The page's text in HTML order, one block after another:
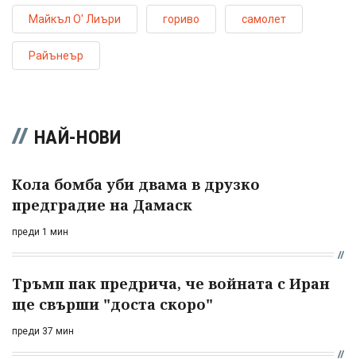
Майкъл О' Лиъри гориво самолет
Райънеър
НАЙ-НОВИ
Кола бомба уби двама в друзко
предградие на Дамаск
преди 1 мин
Тръмп пак предрича, че войната с Иран
ще свърши "доста скоро"
преди 37 мин